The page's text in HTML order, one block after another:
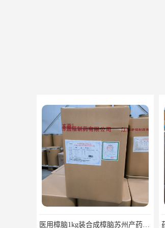
药用级樟脑粉原料药国药准字福建青松